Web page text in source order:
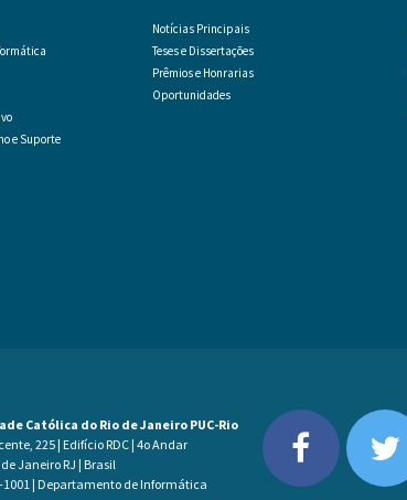
e Suporte
Notícias Principais
Teses e Dissertações
Prêmios e Honrarias
Oportunidades
Católica do Rio de Janeiro PUC-Rio
225 | Edifício RDC | 4o Andar
Janeiro RJ | Brasil
1001 | Departamento de Informática